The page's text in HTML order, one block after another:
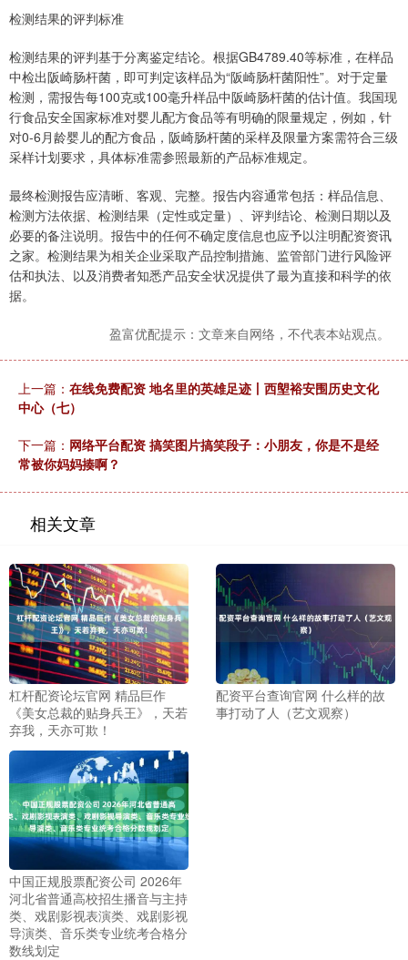
检测结果的评判标准
检测结果的评判基于分离鉴定结论。根据GB4789.40等标准，在样品
中检出阪崎肠杆菌，即可判定该样品为“阪崎肠杆菌阳性”。对于定量
检测，需报告每100克或100毫升样品中阪崎肠杆菌的估计值。我国现
行食品安全国家标准对婴儿配方食品等有明确的限量规定，例如，针
对0-6月龄婴儿的配方食品，阪崎肠杆菌的采样及限量方案需符合三级
采样计划要求，具体标准需参照最新的产品标准规定。
最终检测报告应清晰、客观、完整。报告内容通常包括：样品信息、
检测方法依据、检测结果（定性或定量）、评判结论、检测日期以及
必要的备注说明。报告中的任何不确定度信息也应予以注明配资资讯
之家。检测结果为相关企业采取产品控制措施、监管部门进行风险评
估和执法、以及消费者知悉产品安全状况提供了最为直接和科学的依
据。
盈富优配提示：文章来自网络，不代表本站观点。
上一篇： 在线免费配资 地名里的英雄足迹丨西塱裕安围历史文化
中心（七）
下一篇： 网络平台配资 搞笑图片搞笑段子：小朋友，你是不是经
常被你妈妈揍啊？
相关文章
杠杆配资论坛官网 精品巨作
《美女总裁的贴身兵王》，天若
弃我，天亦可欺！
配资平台查询官网 什么样的故
事打动了人（艺文观察）
中国正规股票配资公司 2026年
河北省普通高校招生播音与主持
类、戏剧影视表演类、戏剧影视
导演类、音乐类专业统考合格分
数线划定